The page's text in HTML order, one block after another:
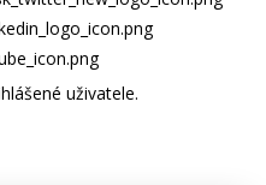
uživatele.